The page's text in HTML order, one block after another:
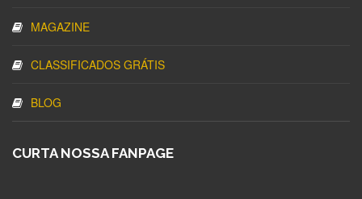
MAGAZINE
CLASSIFICADOS GRÁTIS
BLOG
CURTA NOSSA FANPAGE